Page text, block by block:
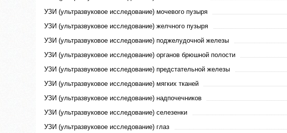
УЗИ (ультразвуковое исследование) мочевого пузыря
УЗИ (ультразвуковое исследование) желчного пузыря
УЗИ (ультразвуковое исследование) поджелудочной железы
УЗИ (ультразвуковое исследование) органов брюшной полости
УЗИ (ультразвуковое исследование) предстательной железы
УЗИ (ультразвуковое исследование) мягких тканей
УЗИ (ультразвуковое исследование) надпочечников
УЗИ (ультразвуковое исследование) селезенки
УЗИ (ультразвуковое исследование) глаз